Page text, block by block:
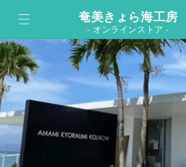
コンテンツに進む奄美きょら海工房
- オンラインストア -